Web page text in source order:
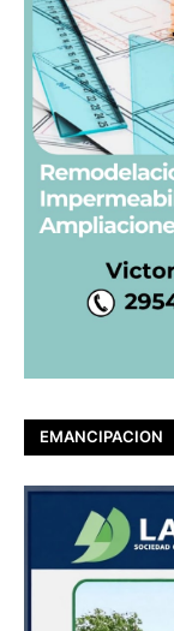
EMANCIPACION